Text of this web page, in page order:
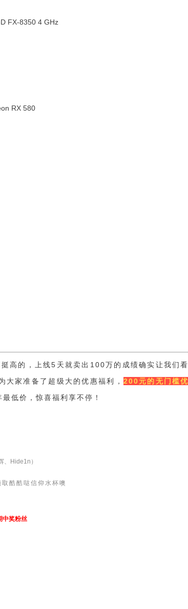
FX-8350 4 GHz
RX 580
高的，上线5天就卖出100万的成绩确实让我们看
大家准备了超级大的优惠福利
， 200元的无门槛优
低价，惊喜福利享不停！
、Hide1n）
酷酷哒信仰水杯噢
中奖粉丝